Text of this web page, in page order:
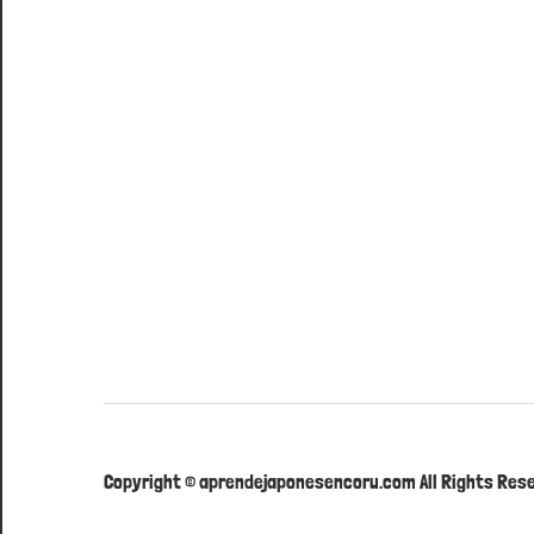
Copyright © aprendejaponesencoru.com All Rights